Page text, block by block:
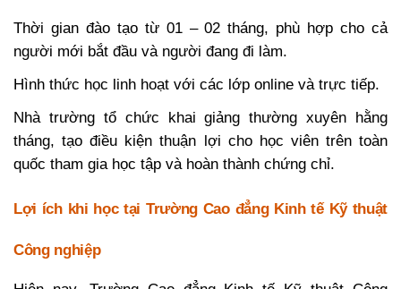
Thời gian đào tạo từ 01 – 02 tháng, phù hợp cho cả
người mới bắt đầu và người đang đi làm.
Hình thức học linh hoạt với các lớp online và trực tiếp.
Nhà trường tổ chức khai giảng thường xuyên hằng
tháng, tạo điều kiện thuận lợi cho học viên trên toàn
quốc tham gia học tập và hoàn thành chứng chỉ.
Lợi ích khi học tại Trường Cao đẳng Kinh tế Kỹ thuật
Công nghiệp